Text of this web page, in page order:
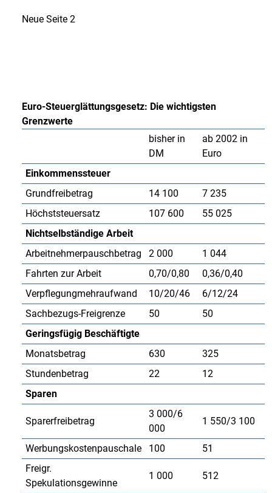
Neue Seite 2
Euro-Steuerglättungsgesetz: Die wichtigsten
Grenzwerte
bisher in
DM
ab 2002 in
Euro
Einkommenssteuer
Grundfreibetrag
14 100
7 235
Höchststeuersatz
107 600
55 025
Nichtselbständige Arbeit
Arbeitnehmerpauschbetrag
2 000
1 044
Fahrten zur Arbeit
0,70/0,80
0,36/0,40
Verpflegungmehraufwand
10/20/46
6/12/24
Sachbezugs-Freigrenze
50
50
Geringsfügig Beschäftigte
Monatsbetrag
630
325
Stundenbetrag
22
12
Sparen
Sparerfreibetrag
3 000/6
000
1 550/3 100
Werbungskostenpauschale 100
51
Freigr.
Spekulationsgewinne
1 000 512